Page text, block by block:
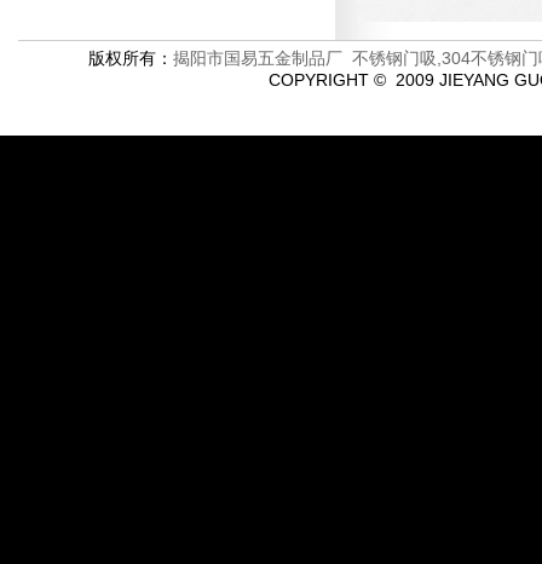
版权所有： 揭阳市国易五金制品厂 不锈钢门吸,304不锈钢
COPYRIGHT © 2009 JIEYANG